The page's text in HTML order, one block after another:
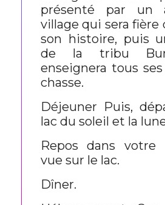
présenté par un
village qui sera fière
son histoire, puis
de la tribu
enseignera tous
chasse.
Déjeuner Puis,
lac du soleil et la
Repos dans votre
vue sur le lac.
Dîner.